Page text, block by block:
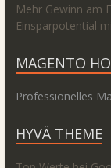
Mehr Gewinn am
Einsparpotential
MAGENTO
Professionelles
HYVÄ THEME